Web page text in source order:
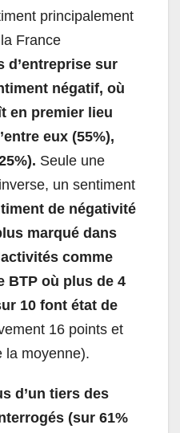
principalement
France
d’entreprise sur
négatif, où
en premier lieu
eux (55%),
Seule une
un sentiment
de négativité
marqué dans
comme
BTP où plus de 4
10 font état de
16 points et
la moyenne).
d’un tiers des
(sur 61%